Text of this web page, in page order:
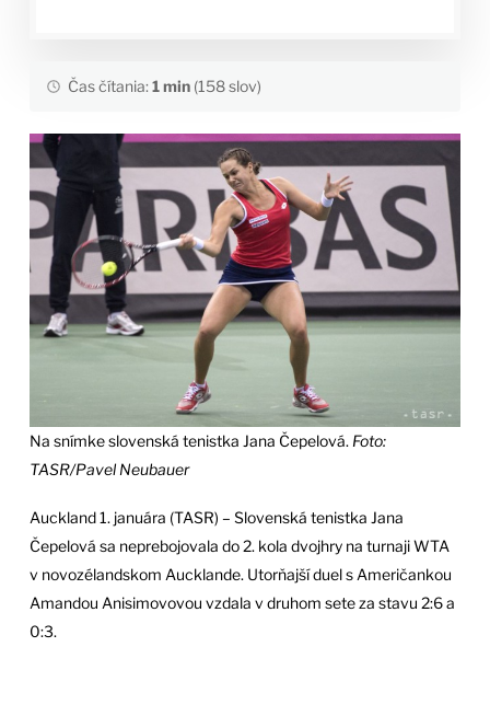
Čas čítania:1 min(158 slov)
Na snímke slovenská tenistka Jana Čepelová. Foto:
TASR/Pavel Neubauer
Auckland 1. januára (TASR) – Slovenská tenistka Jana
Čepelová sa neprebojovala do 2. kola dvojhry na turnaji WTA
v novozélandskom Aucklande. Utorňajší duel s Američankou
Amandou Anisimovovou vzdala v druhom sete za stavu 2:6 a
0:3.